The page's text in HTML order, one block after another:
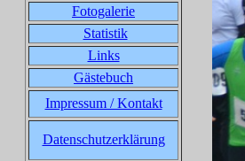
Fotogalerie
Statistik
Links
Gästebuch
Impressum / Kontakt
Datenschutzerklärung